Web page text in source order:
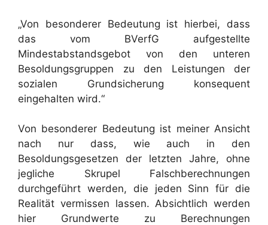
„Von besonderer Bedeutung ist hierbei, dass
das vom BVerfG aufgestellte
Mindestabstandsgebot von den unteren
Besoldungsgruppen zu den Leistungen der
sozialen Grundsicherung konsequent
eingehalten wird.“
Von besonderer Bedeutung ist meiner Ansicht
nach nur dass, wie auch in den
Besoldungsgesetzen der letzten Jahre, ohne
jegliche Skrupel Falschberechnungen
durchgeführt werden, die jeden Sinn für die
Realität vermissen lassen. Absichtlich werden
hier Grundwerte zu Berechnungen